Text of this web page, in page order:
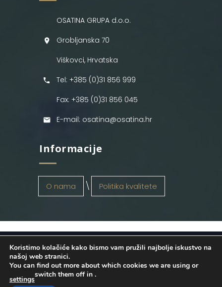
OSATINA GRUPA d.o.o.
Grobljanska 70
Viškovci, Hrvatska
Tel: +385 (0)31 856 999
Fax: +385 (0)31 856 045
E-mail: osatina@osatina.hr
Informacije
O nama Politika kvalitete
OSATINA GRUPA d.o.o. 2026
. Configured
byINFOS Osijek. Sva prava pridržana.
Koristimo kolačiće kako bismo vam pružili najbolje iskustvo na
našoj web stranici.
You can find out more about which cookies we are using or
switch them off in
settings
.